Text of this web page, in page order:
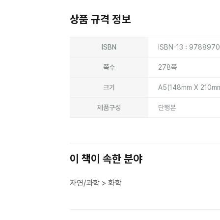
상품 규격 정보
ISBN ISBN-13 :
쪽수 278쪽
크기 A5(148mm X
제품구성 단행본
이 책이 속한 분야
자연/과학 > 화학